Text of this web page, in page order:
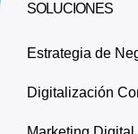
SOLUCIONES
Estrategia de
Digitalización